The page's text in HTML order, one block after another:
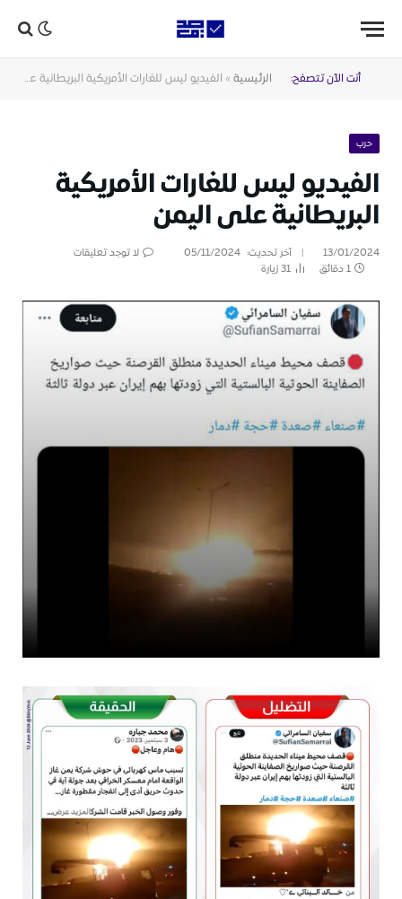
أنت الآن تتصفح: الرئيسية » الفيديو ليس للغارات الأمريكية البريطانية على اليمن
حرب
الفيديو ليس للغارات الأمريكية
البريطانية على اليمن
13/01/2024 آخر تحديث: 05/11/2024
لا توجد تعليقات
1 دقائق
31زيارة